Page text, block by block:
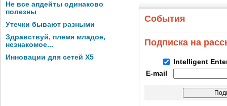
Не все апдейты одинаково
полезны
Утечки бывают разными
Здравствуй, племя младое,
незнакомое...
Инновации для сетей X5
События
Подписка на
Intelligent
E-mail